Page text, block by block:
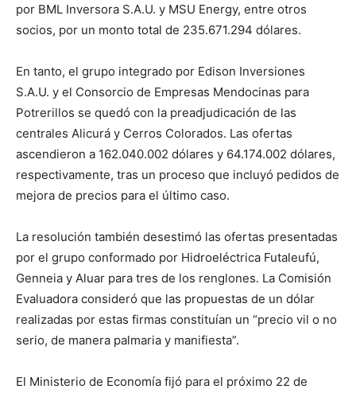
por BML Inversora S.A.U. y MSU Energy, entre otros
socios, por un monto total de 235.671.294 dólares.
En tanto, el grupo integrado por Edison Inversiones
S.A.U. y el Consorcio de Empresas Mendocinas para
Potrerillos se quedó con la preadjudicación de las
centrales Alicurá y Cerros Colorados. Las ofertas
ascendieron a 162.040.002 dólares y 64.174.002 dólares,
respectivamente, tras un proceso que incluyó pedidos de
mejora de precios para el último caso.
La resolución también desestimó las ofertas presentadas
por el grupo conformado por Hidroeléctrica Futaleufú,
Genneia y Aluar para tres de los renglones. La Comisión
Evaluadora consideró que las propuestas de un dólar
realizadas por estas firmas constituían un “precio vil o no
serio, de manera palmaria y manifiesta”.
El Ministerio de Economía fijó para el próximo 22 de